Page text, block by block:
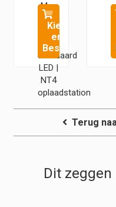
Mac
3,
Mac
4 |
Standaard
LED |
NT4
oplaadstation
Kies
en
Bestel
Terug
Dit